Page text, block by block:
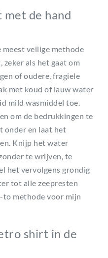
de hand
meest veilige methode
als het gaat om
of oudere, fragiele
met koud of lauw water
mild wasmiddel toe.
om de bedrukkingen te
onder en laat het
Knijp het water
te wrijven, te
het vervolgens grondig
tot alle zeepresten
to methode voor mijn
shirt in de